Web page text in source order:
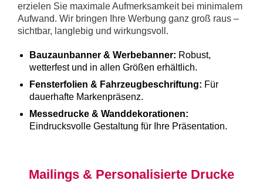
erzielen Sie maximale Aufmerksamkeit bei minimalem
Aufwand. Wir bringen Ihre Werbung ganz groß raus –
sichtbar, langlebig und wirkungsvoll.
Bauzaunbanner & Werbebanner: Robust,
wetterfest und in allen Größen erhältlich.
Fensterfolien & Fahrzeugbeschriftung: Für
dauerhafte Markenpräsenz.
Messedrucke & Wanddekorationen:
Eindrucksvolle Gestaltung für Ihre Präsentation.
Mailings & Personalisierte Drucke